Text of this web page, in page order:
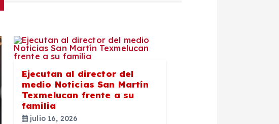
Ejecutan al director del
medio Noticias San Martín
Texmelucan frente a su
familia
julio 16, 2026